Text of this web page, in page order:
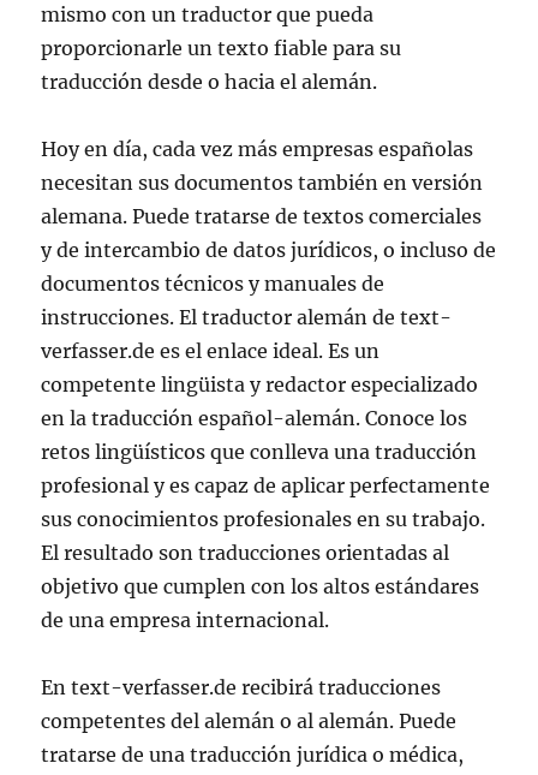
mismo con un traductor que pueda
proporcionarle un texto fiable para su
traducción desde o hacia el alemán.
Hoy en día, cada vez más empresas españolas
necesitan sus documentos también en versión
alemana. Puede tratarse de textos comerciales
y de intercambio de datos jurídicos, o incluso de
documentos técnicos y manuales de
instrucciones. El traductor alemán de text-
verfasser.de es el enlace ideal. Es un
competente lingüista y redactor especializado
en la traducción español-alemán. Conoce los
retos lingüísticos que conlleva una traducción
profesional y es capaz de aplicar perfectamente
sus conocimientos profesionales en su trabajo.
El resultado son traducciones orientadas al
objetivo que cumplen con los altos estándares
de una empresa internacional.
En text-verfasser.de recibirá traducciones
competentes del alemán o al alemán. Puede
tratarse de una traducción jurídica o médica,